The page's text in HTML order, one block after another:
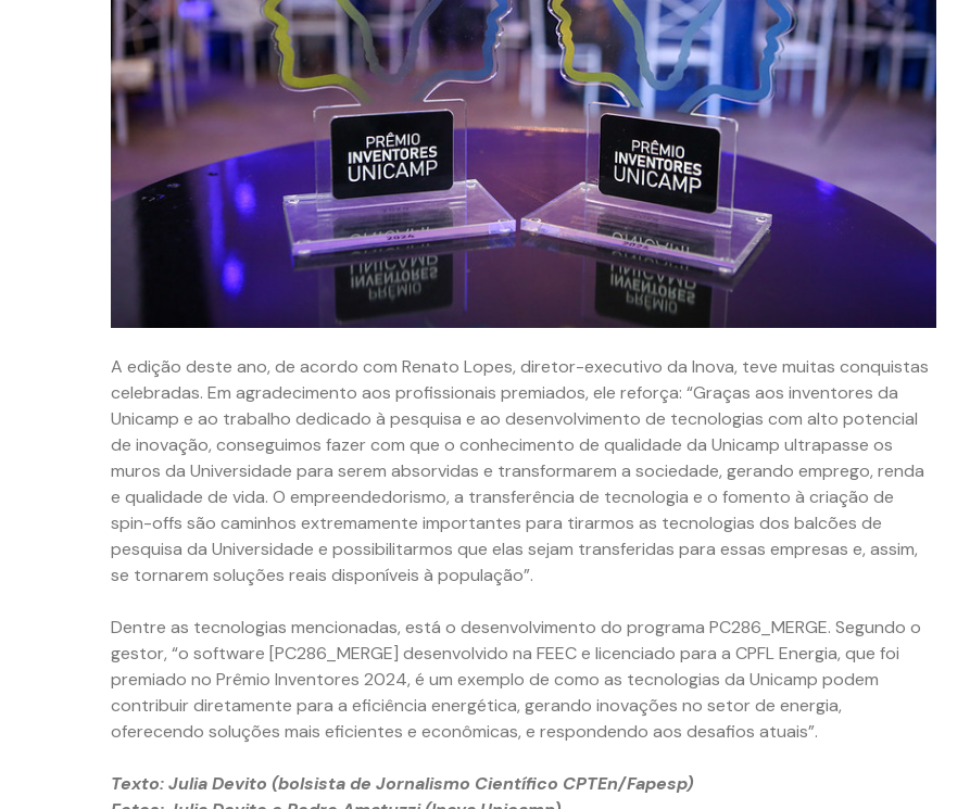
A edição deste ano, de acordo com Renato Lopes, diretor-executivo da Inova, teve muitas conquistas
celebradas. Em agradecimento aos profissionais premiados, ele reforça: “Graças aos inventores da
Unicamp e ao trabalho dedicado à pesquisa e ao desenvolvimento de tecnologias com alto potencial
de inovação, conseguimos fazer com que o conhecimento de qualidade da Unicamp ultrapasse os
muros da Universidade para serem absorvidas e transformarem a sociedade, gerando emprego, renda
e qualidade de vida. O empreendedorismo, a transferência de tecnologia e o fomento à criação de
spin-offs são caminhos extremamente importantes para tirarmos as tecnologias dos balcões de
pesquisa da Universidade e possibilitarmos que elas sejam transferidas para essas empresas e, assim,
se tornarem soluções reais disponíveis à população”.
Dentre as tecnologias mencionadas, está o desenvolvimento do programa PC286_MERGE. Segundo o
gestor, “o software [PC286_MERGE] desenvolvido na FEEC e licenciado para a CPFL Energia, que foi
premiado no Prêmio Inventores 2024, é um exemplo de como as tecnologias da Unicamp podem
contribuir diretamente para a eficiência energética, gerando inovações no setor de energia,
oferecendo soluções mais eficientes e econômicas, e respondendo aos desafios atuais”.
Texto: Julia Devito (bolsista de Jornalismo Científico CPTEn/Fapesp)